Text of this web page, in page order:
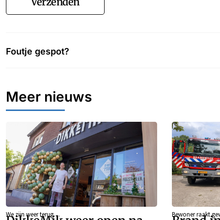
Foutje gespot?
Meer nieuws
We zijn weer terug… Bewoner raakt